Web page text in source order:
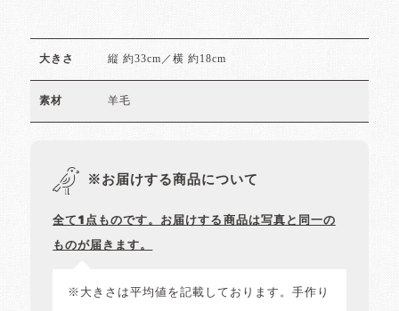
大きさ 縦 約33cm／横 約18cm
素材 羊毛
※お届けする商品について
全て1点ものです。お届けする商品は写真と同一の
ものが届きます。
※大きさは平均値を記載しております。手作り